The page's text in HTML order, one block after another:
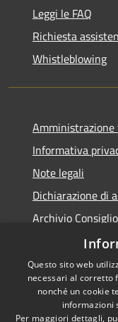
Leggi le FAQ
Richiesta
Whistleblowing
Informativa
Note legali
Dichiarazione di
Archivio
Consiglio
RSS
Questo sito web
necessari al corretto
nonché un cookie
informazioni
Per maggiori dettagli,